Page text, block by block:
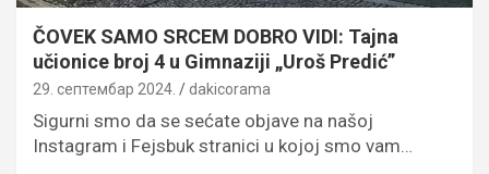
ČOVEK SAMO SRCEM DOBRO VIDI: Tajna
učionice broj 4 u Gimnaziji „Uroš Predić”
29. септембар 2024. dakicorama
Sigurni smo da se sećate objave na našoj
Instagram i Fejsbuk stranici u kojoj smo vam…